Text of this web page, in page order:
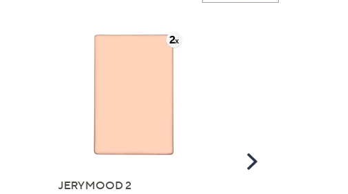
JERYMOOD 2
Scroll